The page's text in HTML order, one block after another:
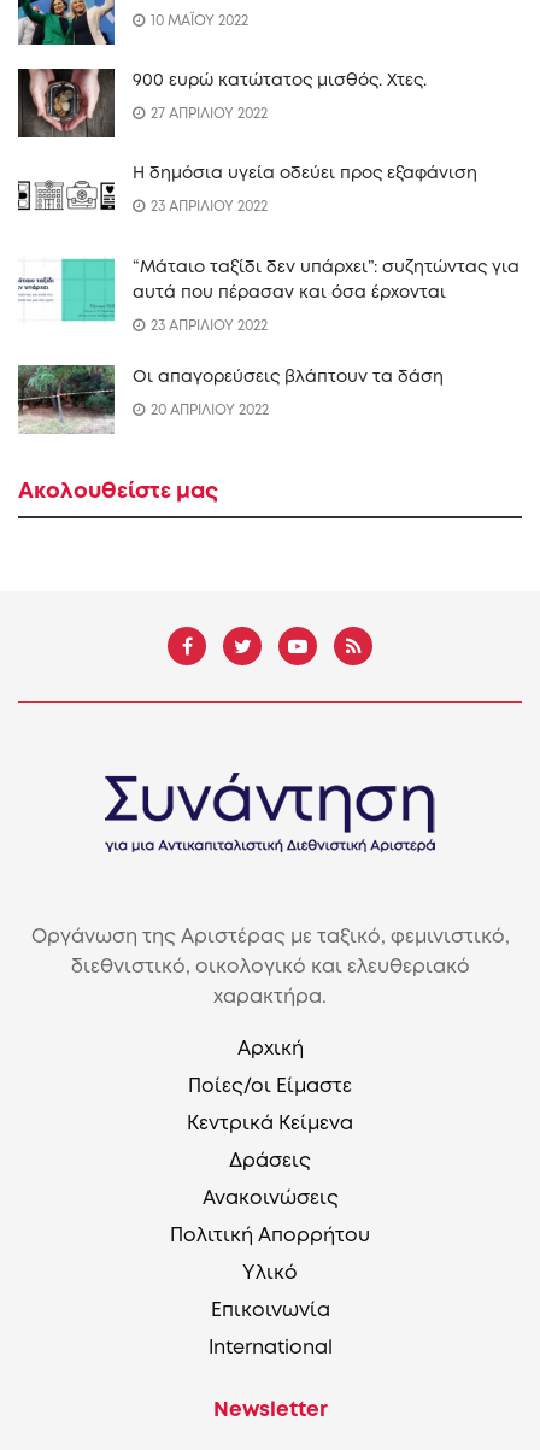
10 ΜΑΪΟΥ 2022
900 ευρώ κατώτατος μισθός. Xτες.
27 ΑΠΡΙΛΙΟΥ 2022
Η δημόσια υγεία οδεύει προς εξαφάνιση
23 ΑΠΡΙΛΙΟΥ 2022
“Mάταιο ταξίδι δεν υπάρχει”: συζητώντας για
αυτά που πέρασαν και όσα έρχονται
23 ΑΠΡΙΛΙΟΥ 2022
Οι απαγορεύσεις βλάπτουν τα δάση
20 ΑΠΡΙΛΙΟΥ 2022
Ακολουθείστε μας
Οργάνωση της Αριστέρας με ταξικό, φεμινιστικό,
διεθνιστικό, οικολογικό και ελευθεριακό
χαρακτήρα.
Αρχική
Ποίες/οι Είμαστε
Κεντρικά Κείμενα
Δράσεις
Ανακοινώσεις
Πολιτική Απορρήτου
Υλικό
Επικοινωνία
International
Newsletter